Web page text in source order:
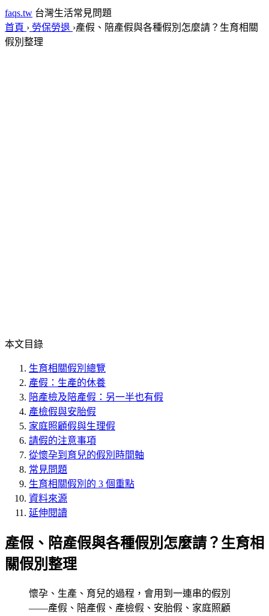
faqs.tw 台灣生活常見問題
首頁 › 勞保勞退 ›產假、陪產假與各種假別怎麼請？生育相關
假別整理
本文目錄
生育相關假別總覽
產假：生產的休養
陪產檢及陪產假：另一半也有假
產檢假與安胎假
家庭照顧假與生理假
請假的注意事項
從懷孕到育兒的假別時間軸
常見問題
生育相關假別的 3 個重點
資料來源
延伸閱讀
產假、陪產假與各種假別怎麼請？生育相
關假別整理
懷孕、生產、育兒的過程，會用到一連串的假別
——產假、陪產假、產檢假、安胎假、家庭照顧